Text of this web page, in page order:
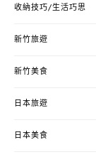
收納技巧/生活巧思
新竹旅遊
新竹美食
日本旅遊
日本美食